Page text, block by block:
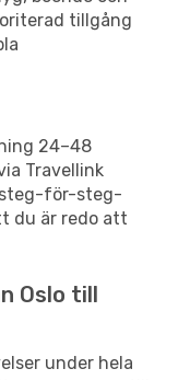
tillgång
24–48
Travellink
steg-för-steg-
du är redo att
Oslo till
under hela